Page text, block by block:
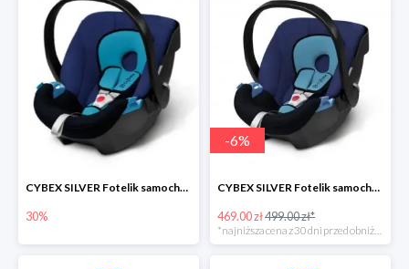
CYBEX SILVER Fotelik samochodowy -30%
30%
-6%
CYBEX SILVER Fotelik samochodowy + dostawa gratis!
469.00 zł499.00 zł*
*najniższa cena z 30 dni przed obniżką